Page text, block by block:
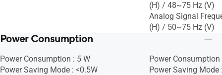
(H) / 48~75 Hz (V)
Analog Signal
(H) / 50~75 Hz (V)
Power Consumption
Power Consumption : 5 W
Power Saving Mode : <0.5W
Power Consumption
Power Saving Mode